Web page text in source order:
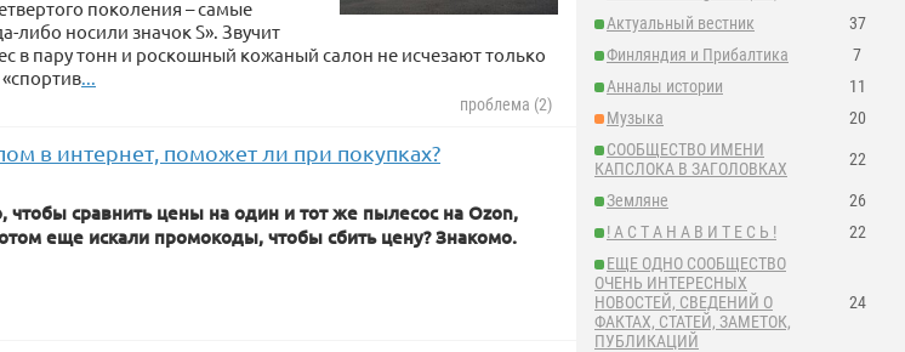
Актуальный вестник
37
Финляндия и Прибалтика
7
Анналы истории
11
Музыка
20
СООБЩЕСТВО ИМЕНИ
КАПСЛОКА В ЗАГОЛОВКАХ
22
Земляне
26
! А С Т А Н А В И Т Е С Ь !
22
ЕЩЕ ОДНО СООБЩЕСТВО
ОЧЕНЬ ИНТЕРЕСНЫХ
НОВОСТЕЙ, СВЕДЕНИЙ О
ФАКТАХ, СТАТЕЙ, ЗАМЕТОК,
ПУБЛИКАЦИЙ
24
поколения – самые
либо носили значок S». Звучит
в пару тонн и роскошный кожаный салон не исчезают только
...
проблема (2)
в интернет, поможет ли при покупках?
чтобы сравнить цены на один и тот же пылесос на Ozon,
еще искали промокоды, чтобы сбить цену? Знакомо.